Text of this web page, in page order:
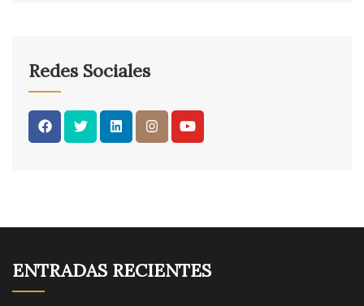
Redes Sociales
ENTRADAS RECIENTES